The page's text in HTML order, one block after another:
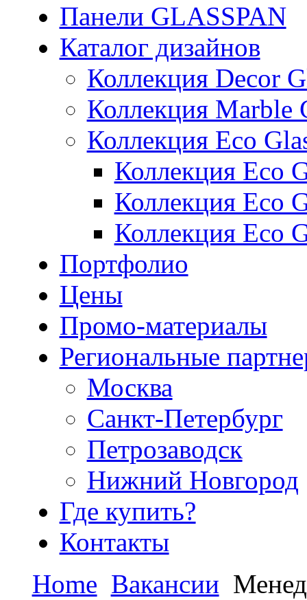
Панели GLASSPAN
Каталог дизайнов
Коллекция Decor
Коллекция Marble
Коллекция Eco
Коллекция Eco
Коллекция Eco
Коллекция Eco
Портфолио
Цены
Промо-материалы
Региональные
Москва
Санкт-Петербург
Петрозаводск
Нижний Новгород
Где купить?
Контакты
Home Вакансии